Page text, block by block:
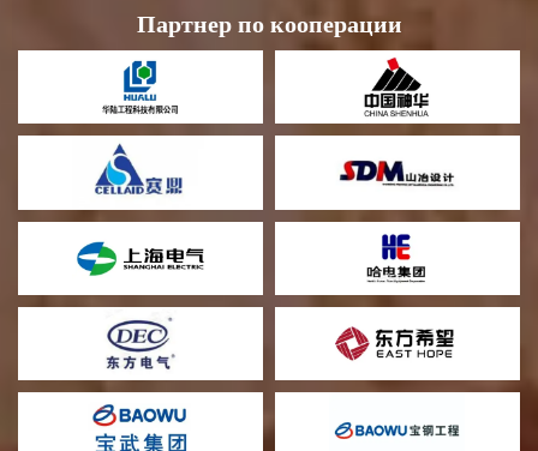
Партнер по кооперации